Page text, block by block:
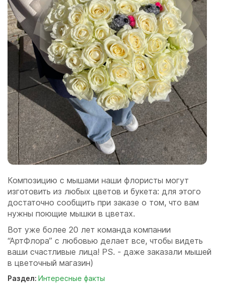
Композицию с мышами наши флористы могут
изготовить из любых цветов и букета: для этого
достаточно сообщить при заказе о том, что вам
нужны поющие мышки в цветах.
Вот уже более 20 лет команда компании
“АртФлора” с любовью делает все, чтобы видеть
ваши счастливые лица! PS. - даже заказали мышей
в цветочный магазин)
Раздел: Интересные факты